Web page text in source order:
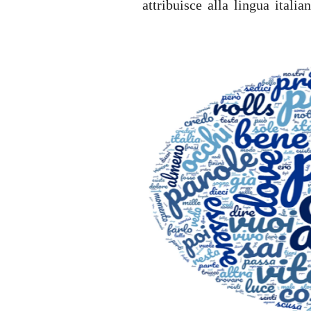
attribuisce alla lingua